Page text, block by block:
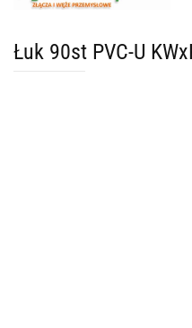
Łuk 90st PVC-U